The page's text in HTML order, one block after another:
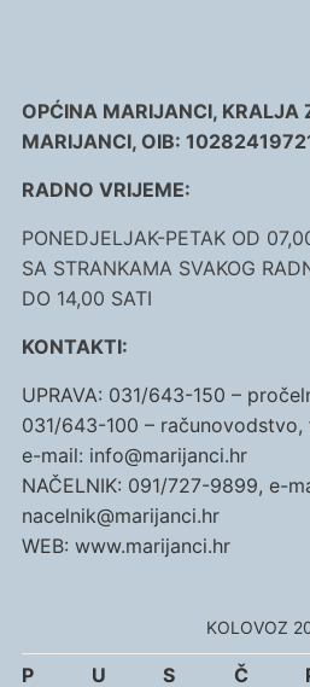
OPĆINA MARIJANCI, KRALJA
MARIJANCI, OIB:
RADNO VRIJEME:
PONEDJELJAK-PETAK OD
SA STRANKAMA SVAKOG
DO 14,00 SATI
KONTAKTI:
UPRAVA: 031/643-150 –
031/643-100 –
e-mail: info@marijanci.hr
NAČELNIK: 091/727-9899, e-
nacelnik@marijanci.hr
WEB: www.marijanci.hr
KOLOVOZ
P U S Č